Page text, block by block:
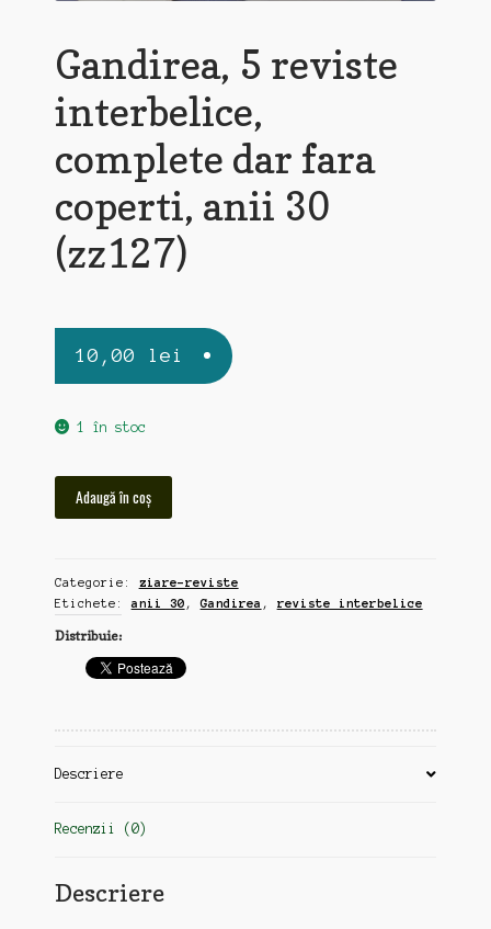
Gandirea, 5 reviste
interbelice,
complete dar fara
coperti, anii 30
(zz127)
10,00 lei
1 în stoc
Gandirea,
interbelice,
complete
dar
coperti,
30
Adaugă în coș
Categorie: ziare-reviste
Etichete:anii 30 ,Gandirea , reviste interbelice
Distribuie:
Descriere
Recenzii (0)
Descriere